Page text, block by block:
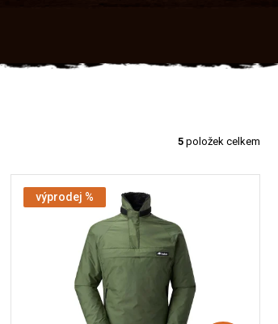
5 položek celkem
výprodej %